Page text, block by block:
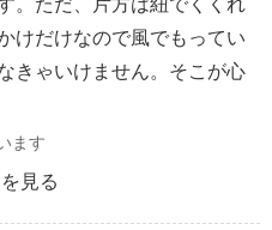
けだけなので風でもってい
きゃいけません。そこが心
ます
見る